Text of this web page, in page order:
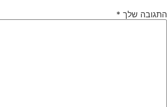
התגובה שלך *